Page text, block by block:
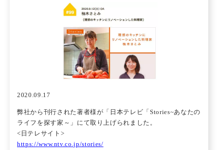
2020.09.17
弊社から刊行された著者様が「 日本テレビ「Stories~あなたの
ライフを探す家～」 にて取り上げられました。
<日テレサイト>
https://www.ntv.co.jp/stories/